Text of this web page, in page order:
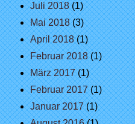
Juli 2018(1)
Mai 2018(3)
April 2018(1)
Februar 2018(1)
März 2017(1)
Februar 2017(1)
Januar 2017(1)